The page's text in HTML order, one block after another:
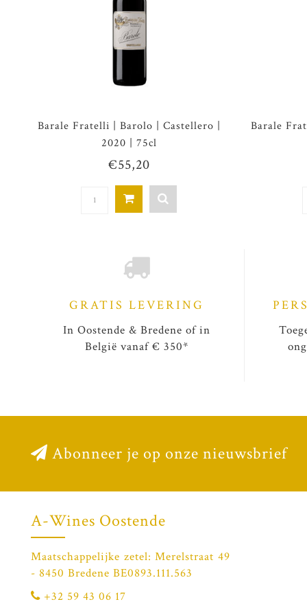
Barale Fratelli | Barolo | Castellero |
2020 | 75cl
€55,20
Barale
GRATIS LEVERING
In Oostende & Bredene of in
België vanaf € 350*
Abonneer je op onze nieuwsbrief
A-Wines Oostende
Maatschappelijke zetel: Merelstraat 49
- 8450 Bredene BE0893.111.563
+32 59 43 06 17